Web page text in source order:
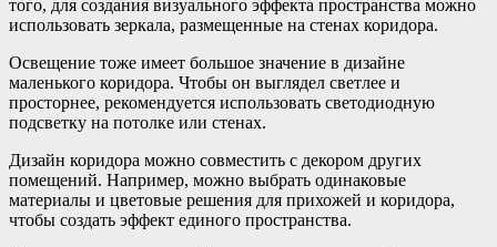
того, для создания визуального эффекта пространства можно
использовать зеркала, размещенные на стенах коридора.
Освещение тоже имеет большое значение в дизайне
маленького коридора. Чтобы он выглядел светлее и
просторнее, рекомендуется использовать светодиодную
подсветку на потолке или стенах.
Дизайн коридора можно совместить с декором других
помещений. Например, можно выбрать одинаковые
материалы и цветовые решения для прихожей и коридора,
чтобы создать эффект единого пространства.